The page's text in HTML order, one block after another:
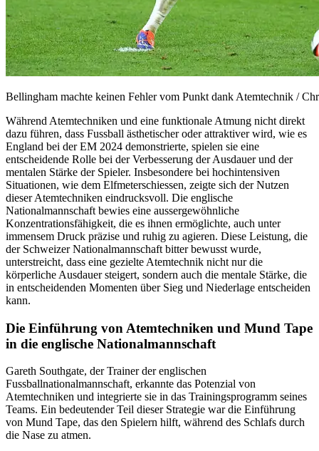
Bellingham machte keinen Fehler vom Punkt dank Atemtechnik /
Während Atemtechniken und eine funktionale Atmung nicht direkt
dazu führen, dass Fussball ästhetischer oder attraktiver wird, wie es
England bei der EM 2024 demonstrierte, spielen sie eine
entscheidende Rolle bei der Verbesserung der Ausdauer und der
mentalen Stärke der Spieler. Insbesondere bei hochintensiven
Situationen, wie dem Elfmeterschiessen, zeigte sich der Nutzen
dieser Atemtechniken eindrucksvoll. Die englische
Nationalmannschaft bewies eine aussergewöhnliche
Konzentrationsfähigkeit, die es ihnen ermöglichte, auch unter
immensem Druck präzise und ruhig zu agieren. Diese Leistung, die
der Schweizer Nationalmannschaft bitter bewusst wurde,
unterstreicht, dass eine gezielte Atemtechnik nicht nur die
körperliche Ausdauer steigert, sondern auch die mentale Stärke, die
in entscheidenden Momenten über Sieg und Niederlage entscheiden
kann.
Die Einführung von Atemtechniken und Mund Tape
in die englische Nationalmannschaft
Gareth Southgate, der Trainer der englischen
Fussballnationalmannschaft, erkannte das Potenzial von
Atemtechniken und integrierte sie in das Trainingsprogramm seines
Teams. Ein bedeutender Teil dieser Strategie war die Einführung
von Mund Tape, das den Spielern hilft, während des Schlafs durch
die Nase zu atmen.